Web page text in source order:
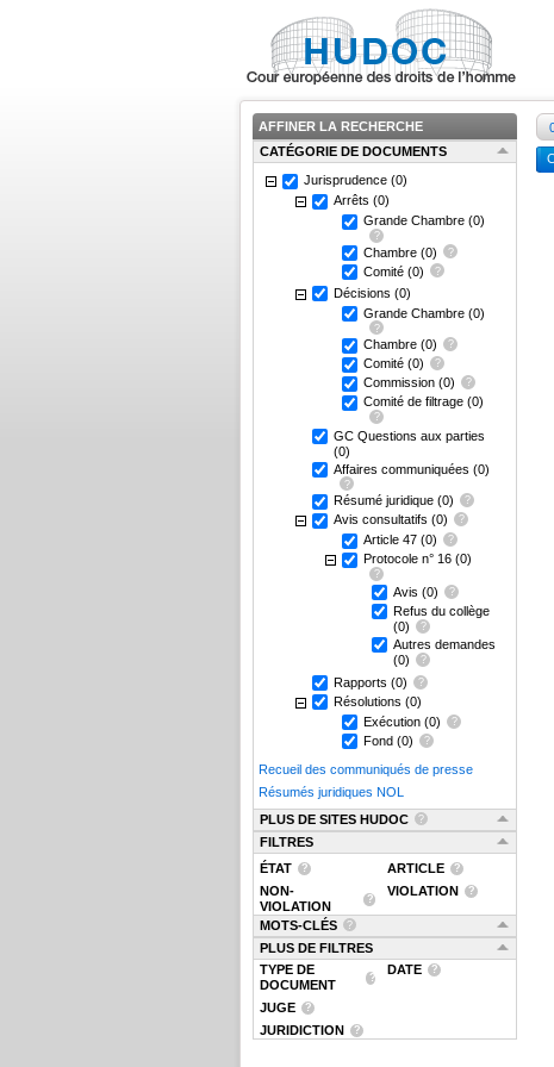
AFFINER LA RECHERCHE
CATÉGORIE DE DOCUMENTS
Jurisprudence (0)
Arrêts (0)
Grande Chambre (0)
Chambre (0)
Comité (0)
Décisions (0)
Grande Chambre (0)
Chambre (0)
Comité (0)
Commission (0)
Comité de filtrage (0)
GC Questions aux parties
(0)
Affaires communiquées (0)
Résumé juridique (0)
Avis consultatifs (0)
Article 47 (0)
Protocole n° 16 (0)
Avis (0)
Refus du collège
(0)
Autres demandes
(0)
Rapports (0)
Résolutions (0)
Exécution (0)
Fond (0)
Recueil des communiqués de presse
Résumés juridiques NOL
PLUS DE SITES HUDOC
FILTRES
ÉTAT
ARTICLE
NON-
VIOLATION
VIOLATION
MOTS-CLÉS
PLUS DE FILTRES
TYPE DE
DOCUMENT
DATE
JUGE
JURIDICTION